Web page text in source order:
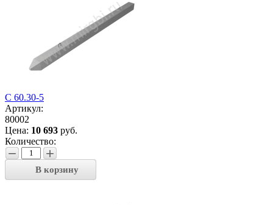
С 60.30-5
Артикул:
80002
Цена: 10 693 руб.
Количество:
− +
В корзину